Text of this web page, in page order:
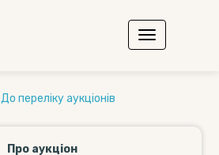
До переліку аукціонів
Про аукціон